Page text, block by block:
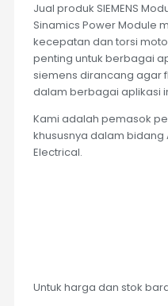
Jual produk SIEMENS
Sinamics Power Module
kecepatan dan torsi
penting untuk berbagai
siemens dirancang agar
dalam berbagai aplikasi
Kami adalah pemasok
khususnya dalam bidang
Electrical.
Untuk harga dan stok